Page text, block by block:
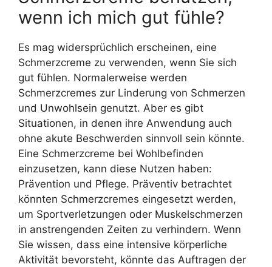
wenn ich mich gut fühle?
Es mag widersprüchlich erscheinen, eine
Schmerzcreme zu verwenden, wenn Sie sich
gut fühlen. Normalerweise werden
Schmerzcremes zur Linderung von Schmerzen
und Unwohlsein genutzt. Aber es gibt
Situationen, in denen ihre Anwendung auch
ohne akute Beschwerden sinnvoll sein könnte.
Eine Schmerzcreme bei Wohlbefinden
einzusetzen, kann diese Nutzen haben:
Prävention und Pflege. Präventiv betrachtet
könnten Schmerzcremes eingesetzt werden,
um Sportverletzungen oder Muskelschmerzen
in anstrengenden Zeiten zu verhindern. Wenn
Sie wissen, dass eine intensive körperliche
Aktivität bevorsteht, könnte das Auftragen der